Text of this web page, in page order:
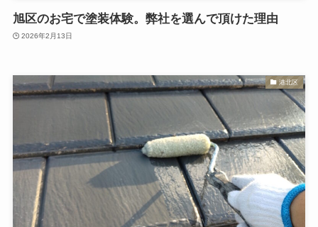
旭区のお宅で塗装体験。弊社を選んで頂けた理由
2026年2月13日
港北区